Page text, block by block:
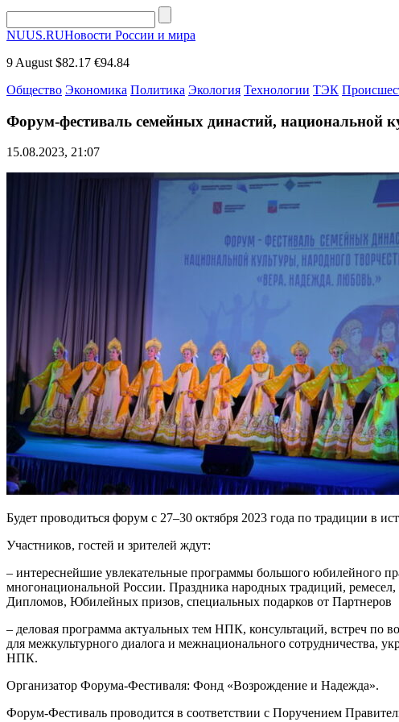
NUUS.RUНовости России и мира
9 August $82.17 €94.84
Общество Экономика Политика Экология Технологии ТЭК
Форум-фестиваль семейных династий,
15.08.2023, 21:07
Будет проводиться форум с 27–30 октября 2023 года по традиции в
Участников, гостей и зрителей ждут:
– интереснейшие увлекательные программы большого юбилейного
многонациональной России. Праздника народных традиций,
Дипломов, Юбилейных призов, специальных подарков от Партнеров
– деловая программа актуальных тем НПК, консультаций, встреч по
для межкультурного диалога и межнационального сотрудничества,
НПК.
Организатор Форума-Фестиваля: Фонд «Возрождение и Надежда».
Форум-Фестиваль проводится в соответствии с Поручением